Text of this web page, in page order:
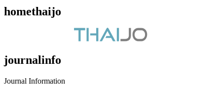
homethaijo
journalinfo
Journal Information